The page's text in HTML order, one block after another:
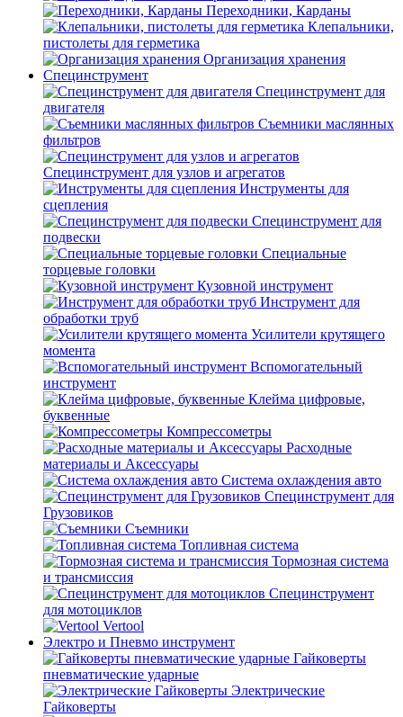
Переходники, Карданы
Клепальники,
пистолеты для герметика
Организация хранения
Специнструмент
Специнструмент для
двигателя
Съемники маслянных
фильтров
Специнструмент для узлов и агрегатов
Инструменты для
сцепления
Специнструмент для
подвески
Специальные
торцевые головки
Кузовной инструмент
Инструмент для
обработки труб
Усилители крутящего
момента
Вспомогательный
инструмент
Клейма цифровые,
буквенные
Компрессометры
Расходные
материалы и Аксессуары
Система охлаждения авто
Специнструмент для
Грузовиков
Съемники
Топливная система
Тормозная система
и трансмиссия
Специнструмент
для мотоциклов
Vertool
Электро и Пневмо инструмент
Гайковерты
пневматические ударные
Электрические
Гайковерты